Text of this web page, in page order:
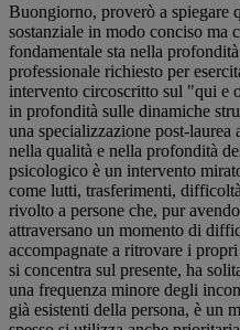
Buongiorno, proverò a spiegare
sostanziale in modo conciso ma
fondamentale sta nella
professionale richiesto per
intervento circoscritto sul "qui e
in profondità sulle dinamiche
una specializzazione post-
nella qualità e nella profondità
psicologico è un intervento
come lutti, trasferimenti,
rivolto a persone che, pur
attraversano un momento di
accompagnate a ritrovare i
si concentra sul presente, ha
una frequenza minore degli
già esistenti della persona, è un